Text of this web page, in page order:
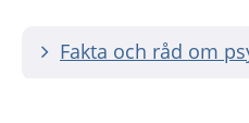
Fakta och råd om